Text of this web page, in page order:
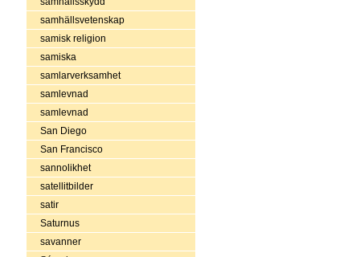
samhällsvetenskap
samisk religion
samiska
samlarverksamhet
samlevnad
samlevnad
San Diego
San Francisco
sannolikhet
satellitbilder
satir
Saturnus
savanner